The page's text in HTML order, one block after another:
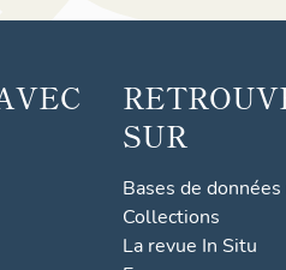
SUR
Bases de
Collections
La revue In Situ